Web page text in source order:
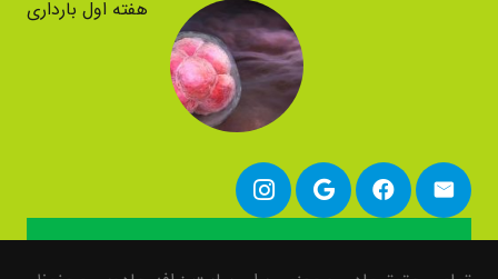
هفته اول بارداری